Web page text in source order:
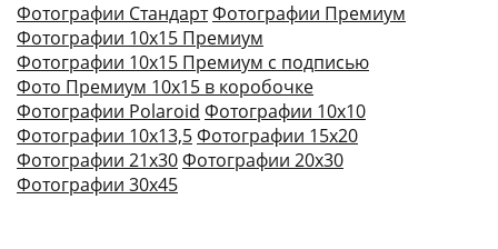
Фотографии СтандартФотографии Премиум
Фотографии 10х15 Премиум
Фотографии 10х15 Премиум с подписью
Фото Премиум 10х15 в коробочке
Фотографии Polaroid Фотографии 10х10
Фотографии 10х13,5Фотографии 15х20
Фотографии 21х30Фотографии 20х30
Фотографии 30х45